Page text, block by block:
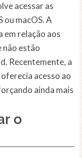
acessar as
macOS. A
relação aos
não estão
Recentemente, a
acesso ao
ainda mais
o